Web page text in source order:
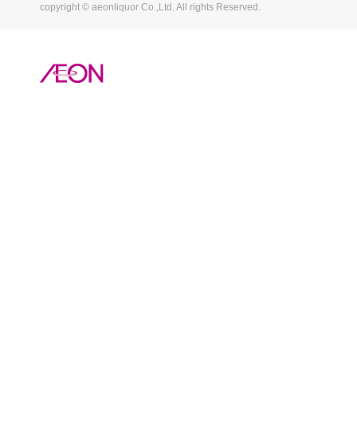
copyright © aeonliquor Co.,Ltd. All rights Reserved.